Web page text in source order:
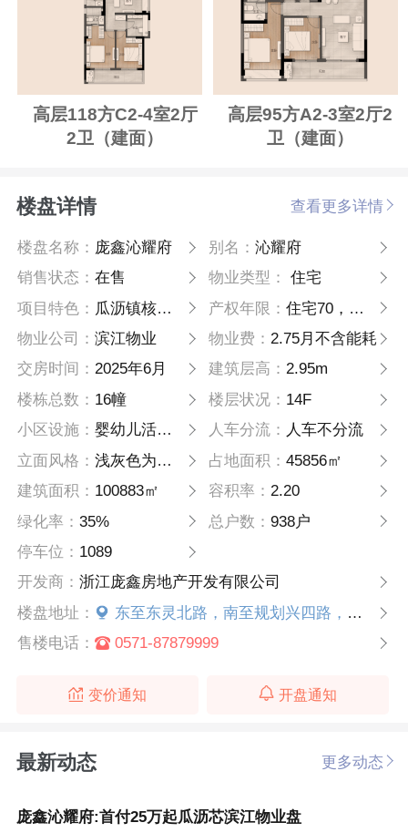
高层118方C2-4室2厅
2卫（建面）
高层95方A2-3室2厅2
卫（建面）
楼盘详情 查看更多详情
楼盘名称： 庞鑫沁耀府 别名： 沁耀府
销售状态：在售 物业类型：
住宅
项目特色： 瓜沥镇核心区单元地块 产权年限： 住宅70，配套公建40年
物业公司：滨江物业 物业费： 2.75月不含能耗
交房时间：2025年6月 建筑层高： 2.95m
楼栋总数： 16幢 楼层状况： 14F
小区设施：婴幼儿活动场地，室外体育活动场地，室外文化活动场地 人车分流： 人车不分流
立面风格：浅灰色为主，点缀深灰色系 占地面积： 45856㎡
建筑面积： 100883㎡ 容积率： 2.20
绿化率：35% 总户数： 938户
停车位： 1089
开发商：浙江庞鑫房地产开发有限公司
楼盘地址：
东至东灵北路，南至规划兴四路，西至规划道路，北至规划道路
售楼电话：
0571-87879999
变价通知 开盘通知
最新动态 更多动态
庞鑫沁耀府:首付25万起瓜沥芯滨江物业盘